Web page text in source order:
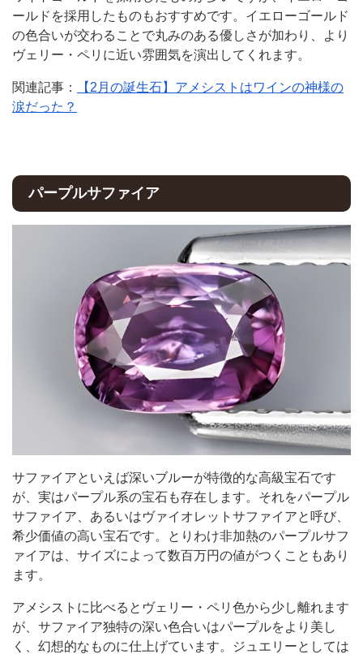
ールドを採用したものもおすすめです。イエローゴールド
の色合いが交わることで丸みのある優しさが加わり、より
ヴェリー・ペリに近い雰囲気を演出してくれます。
関連記事：
【2月の誕生石】アメシストはワインの神様の
涙だった？
パープルサファイア
サファイアといえば深いブルーが特徴的な高級宝石です
が、実はパープル系の宝石も存在します。それをパープル
サファイア、あるいはヴァイオレットサファイアと呼び、
希少価値の高い宝石です。とりわけ非加熱のパープルサフ
ァイアは、サイズによって数百万円の値がつくこともあり
ます。
アメシストに比べるとヴェリー・ペリ色から少し離れます
が、サファイア独特の深い色合いはパープルをより美し
く、幻想的なものに仕上げています。ジュエリーとしては